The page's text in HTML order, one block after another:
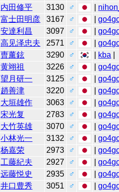
内田修平 3130 ♂
富士田明彦 3167 ♂ |
安達利昌 3097 ♂ |
高见泽忠夫 2571 ♂ |
曺薰鉉 3290 ♂ kba
黄翊祖 3226 ♂ |
望月研一 3125 ♂ |
趙善津 3220 ♂ |
大垣雄作 3063 ♂ |
宋光复 2783 ♂ |
大竹英雄 3070 ♂ |
小林光一 3132 ♂ |
杨嘉荣 2973 ♂ |
工藤紀夫 2927 ♂ |
远藤悦史 2935 ♂ |
井口豊秀 3051 ♂ |